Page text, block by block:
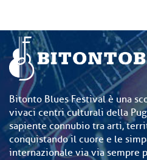
Bitonto Blues Festival è una
vivaci centri culturali della
sapiente connubio tra arti,
conquistando il cuore e le
internazionale via via sempre